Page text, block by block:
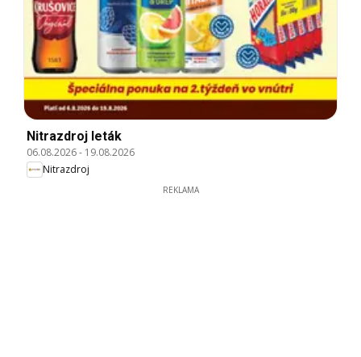
Nitrazdroj leták
06.08.2026- 19.08.2026
Nitrazdroj
REKLAMA